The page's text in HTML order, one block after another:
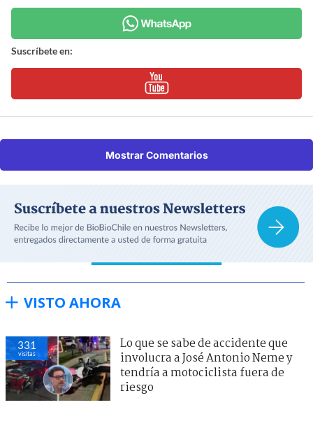
Suscríbete en:
Mostrar Comentarios
VISTO AHORA
320
visitas
Lo que se sabe de accidente que
involucra a José Antonio Neme y
tendría a motociclista fuera de
riesgo